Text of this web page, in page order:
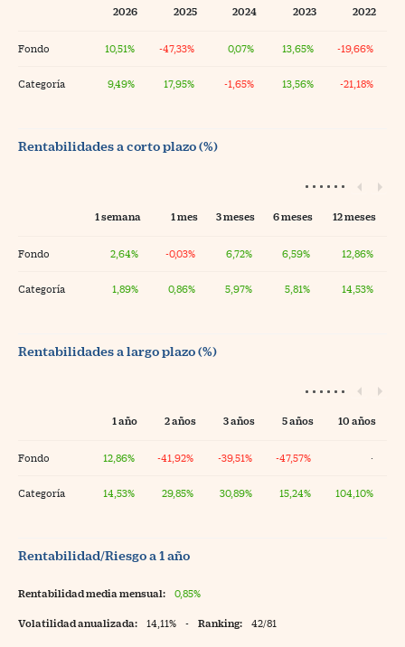
2026 2025 2024 2023 2022
Fondo 10,51% -47,33% 0,07% 13,65% -19,66%
Categoría 9,49% 17,95% -1,65% 13,56% -21,18%
Rentabilidades a corto plazo (%)
1 semana 1 mes 3 meses 6 meses 12 meses
Fondo 2,64% -0,03% 6,72% 6,59% 12,86%
Categoría 1,89% 0,86% 5,97% 5,81% 14,53%
Rentabilidades a largo plazo (%)
1 año 2 años 3 años 5 años 10 años
Fondo 12,86% -41,92% -39,51% -47,57% ·
Categoría 14,53% 29,85% 30,89% 15,24% 104,10%
Rentabilidad/Riesgo a 1 año
Rentabilidad media mensual: 0,85%
Volatilidad anualizada: 14,11% - Ranking: 42/81